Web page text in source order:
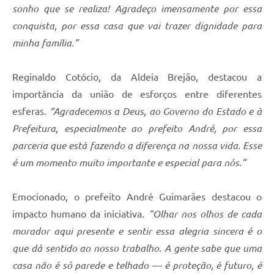
sonho que se realiza! Agradeço imensamente por essa
conquista, por essa casa que vai trazer dignidade para
minha família.”
Reginaldo Cotócio, da Aldeia Brejão, destacou a
importância da união de esforços entre diferentes
esferas.
“Agradecemos a Deus, ao Governo do Estado e à
Prefeitura, especialmente ao prefeito André, por essa
parceria que está fazendo a diferença na nossa vida. Esse
é um momento muito importante e especial para nós.”
Emocionado, o prefeito André Guimarães destacou o
impacto humano da iniciativa.
"Olhar nos olhos de cada
morador aqui presente e sentir essa alegria sincera é o
que dá sentido ao nosso trabalho. A gente sabe que uma
casa não é só parede e telhado — é proteção, é futuro, é